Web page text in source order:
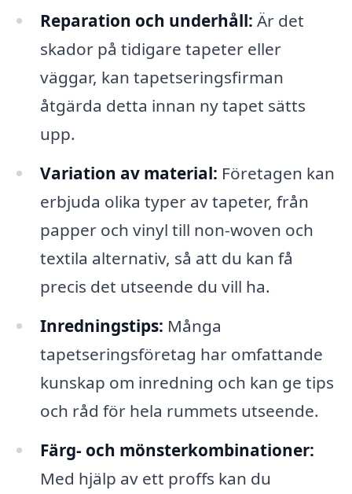
Reparation och underhåll: Är det
skador på tidigare tapeter eller
väggar, kan tapetseringsfirman
åtgärda detta innan ny tapet sätts
upp.
Variation av material: Företagen kan
erbjuda olika typer av tapeter, från
papper och vinyl till non-woven och
textila alternativ, så att du kan få
precis det utseende du vill ha.
Inredningstips: Många
tapetseringsföretag har omfattande
kunskap om inredning och kan ge tips
och råd för hela rummets utseende.
Färg- och mönsterkombinationer:
Med hjälp av ett proffs kan du